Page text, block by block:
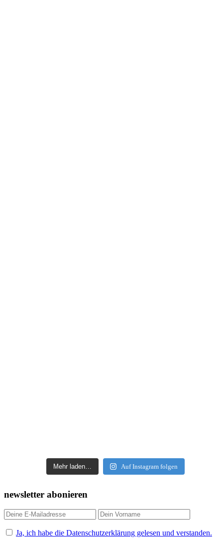
Mehr laden… Auf Instagram folgen
newsletter abonieren
Ja, ich habe die Datenschutzerklärung gelesen und verstanden.